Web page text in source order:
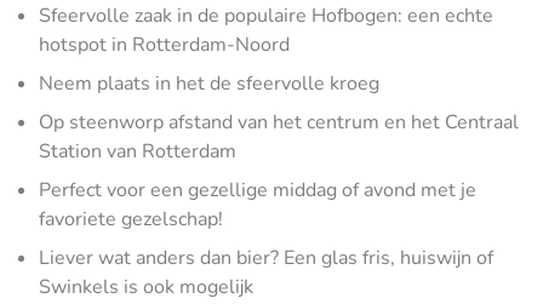
Sfeervolle zaak in de populaire Hofbogen: een echte
hotspot in Rotterdam-Noord
Neem plaats in het de sfeervolle kroeg
Op steenworp afstand van het centrum en het Centraal
Station van Rotterdam
Perfect voor een gezellige middag of avond met je
favoriete gezelschap!
Liever wat anders dan bier? Een glas fris, huiswijn of
Swinkels is ook mogelijk